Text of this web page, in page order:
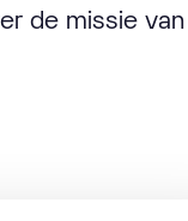
de missie van